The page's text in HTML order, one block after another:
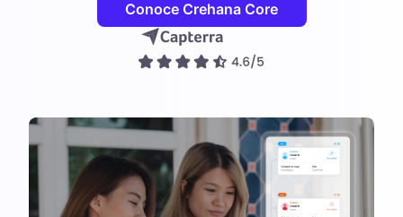
Ingresar Agenda un demo
Conoce Crehana Core